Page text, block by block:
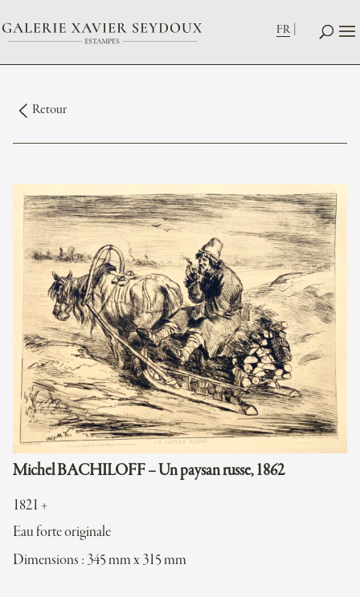
FR
Retour
Michel BACHILOFF – Un paysan russe, 1862
1821 +
Eau forte originale
Dimensions : 345 mm x 315 mm